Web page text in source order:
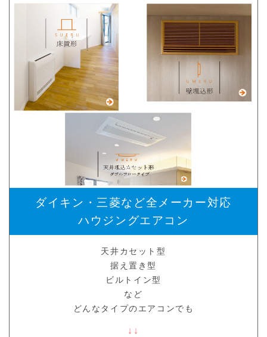
ダイキン・三菱など全メーカー対応
ハウジングエアコン
天井カセット型
据え置き型
ビルトイン型
など
どんなタイプのエアコンでも
↓↓